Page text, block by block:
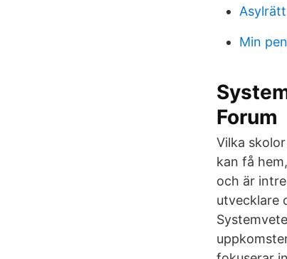
Min
Forum
Vilka
kan få
och är
utvecklare